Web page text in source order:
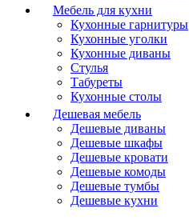
Мебель для кухни
Кухонные гарнитуры
Кухонные уголки
Кухонные диваны
Стулья
Табуреты
Кухонные столы
Дешевая мебель
Дешевые диваны
Дешевые шкафы
Дешевые кровати
Дешевые комоды
Дешевые тумбы
Дешевые кухни